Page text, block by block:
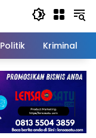
Politik Kriminal